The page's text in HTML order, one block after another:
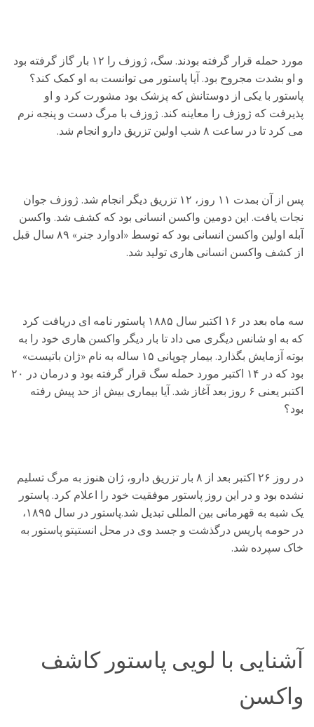
مورد حمله قرار گرفته بودند. سگ، ژوزف را ۱۲ بار گاز گرفته بود
و او بشدت مجروح بود. آیا پاستور می توانست به او کمک کند؟
پاستور با یکی از دوستانش که پزشک بود مشورت کرد و او
پذیرفت که ژوزف را معاینه کند. ژوزف با مرگ دست و پنجه نرم
می کرد تا در ساعت ۸ شب اولین تزریق دارو انجام شد.
پس از آن بمدت ۱۱ روز، ۱۲ تزریق دیگر انجام شد. ژوزف جوان
نجات یافت. این دومین واکسن انسانی بود که کشف شد. واکسن
آبله اولین واکسن انسانی بود که توسط «ادوارد جنر» ۸۹ سال قبل
از کشف واکسن انسانی هاری تولید شد.
سه ماه بعد در ۱۶ اکتبر سال ۱۸۸۵ پاستور نامه ای دریافت کرد
که به او شانس دیگری می داد تا بار دیگر واکسن هاری خود را به
بوته آزمایش بگذارد. بیمار چوپانی ۱۵ ساله به نام «ژان باتیست»
بود که در ۱۴ اکتبر مورد حمله سگ قرار گرفته بود و درمان در ۲۰
اکتبر یعنی ۶ روز بعد آغاز شد. آیا بیماری بیش از حد پیش رفته
بود؟
در روز ۲۶ اکتبر بعد از ۸ بار تزریق دارو، ژان هنوز به مرگ تسلیم
نشده بود و در این روز پاستور موفقیت خود را اعلام کرد. پاستور
یک شبه به قهرمانی بین المللی تبدیل شد.پاستور در سال ۱۸۹۵،
در حومه پاریس درگذشت و جسد وی در محل انستیتو پاستور به
خاک سپرده شد.
آشنایی با لویی پاستور کاشف
واکسن